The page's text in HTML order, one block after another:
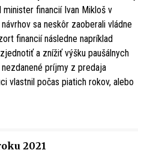
financií Ivan Mikloš v
sa neskôr zaoberali vládne
financií následne napríklad
a znížiť výšku paušálnych
príjmy z predaja
vlastnil počas piatich rokov, alebo
2021